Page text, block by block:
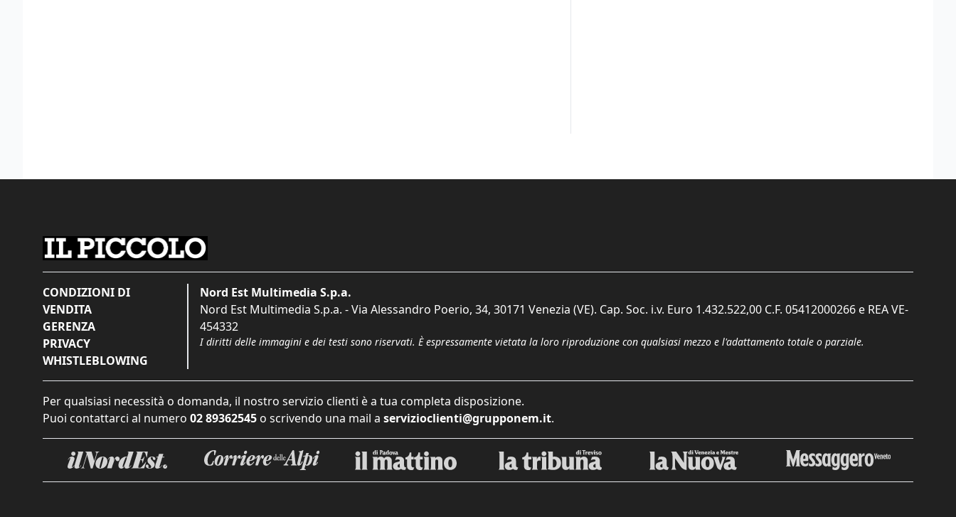
CONDIZIONI DI
VENDITA
GERENZA
PRIVACY
WHISTLEBLOWING
Nord Est Multimedia S.p.a.
Nord Est Multimedia S.p.a. - Via Alessandro Poerio, 34, 30171 Venezia (VE). Cap. Soc. i.v. Euro 1.432.522,00 C.F. 05412000266 e REA VE-
454332
I diritti delle immagini e dei testi sono riservati. È espressamente vietata la loro riproduzione con qualsiasi mezzo e l'adattamento totale o parziale.
Per qualsiasi necessità o domanda, il nostro servizio clienti è a tua completa disposizione.
Puoi contattarci al numero 02 89362545 o scrivendo una mail a servizioclienti@grupponem.it.